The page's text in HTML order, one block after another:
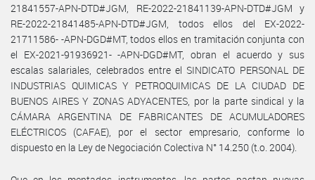
21841557-APN-DTD#JGM, RE-2022-21841139-APN-DTD#JGM y
RE-2022-21841485-APN-DTD#JGM, todos ellos del EX-2022-
21711586- -APN-DGD#MT, todos ellos en tramitación conjunta con
el EX-2021-91936921- -APN-DGD#MT, obran el acuerdo y sus
escalas salariales, celebrados entre el SINDICATO PERSONAL DE
INDUSTRIAS QUIMICAS Y PETROQUIMICAS DE LA CIUDAD DE
BUENOS AIRES Y ZONAS ADYACENTES, por la parte sindical y la
CÁMARA ARGENTINA DE FABRICANTES DE ACUMULADORES
ELÉCTRICOS (CAFAE), por el sector empresario, conforme lo
dispuesto en la Ley de Negociación Colectiva N° 14.250 (t.o. 2004).